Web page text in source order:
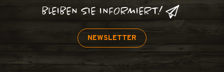
BLEIBEN SIE INFORMIERT!
NEWSLETTER